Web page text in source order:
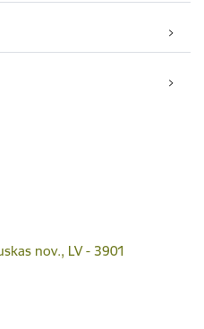
nov., LV - 3901